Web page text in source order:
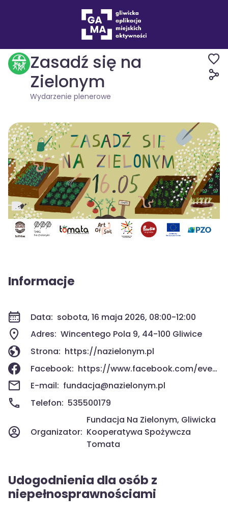
Wydarzenie plenerowe
Zasadź się na
Zielonym
Wydarzenie plenerowe
Informacje
Data: sobota, 16 maja 2026, 08:00-12:00
Adres: Wincentego Pola 9, 44-100 Gliwice
Strona: https://nazielonym.pl
Facebook:
https://www.facebook.com/events/917812474634396
E-mail: fundacja@nazielonym.pl
Telefon: 535500179
Organizator:
Fundacja Na Zielonym, Gliwicka
Kooperatywa Spożywcza
Tomata
Udogodnienia dla osób z
niepełnosprawnościami